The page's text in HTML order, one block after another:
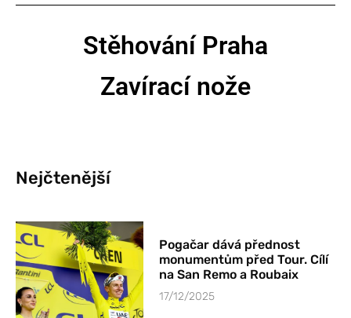
Stěhování Praha
Zavírací nože
Nejčtenější
Pogačar dává přednost
monumentům před Tour. Cílí
na San Remo a Roubaix
17/12/2025